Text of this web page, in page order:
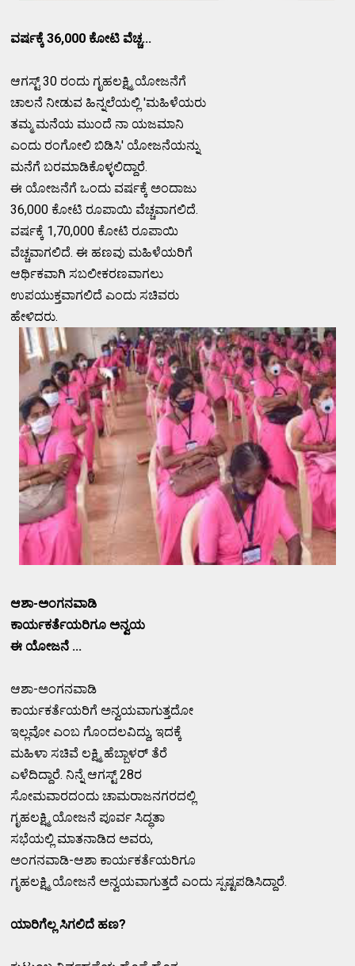
ವರ್ಷಕ್ಕೆ 36,000 ಕೋಟಿ ವೆಚ್ಚ...
ಆಗಸ್ಟ್ 30 ರಂದು ಗೃಹಲಕ್ಷ್ಮಿ ಯೋಜನೆಗೆ
ಚಾಲನೆ ನೀಡುವ ಹಿನ್ನಲೆಯಲ್ಲಿ 'ಮಹಿಳೆಯರು
ತಮ್ಮ ಮನೆಯ ಮುಂದೆ ನಾ ಯಜಮಾನಿ
ಎಂದು ರಂಗೋಲಿ ಬಿಡಿಸಿ' ಯೋಜನೆಯನ್ನು
ಮನೆಗೆ ಬರಮಾಡಿಕೊಳ್ಳಲಿದ್ದಾರೆ.
ಈ ಯೋಜನೆಗೆ ಒಂದು ವರ್ಷಕ್ಕೆ ಅಂದಾಜು
36,000 ಕೋಟಿ ರೂಪಾಯಿ ವೆಚ್ಚವಾಗಲಿದೆ.
ವರ್ಷಕ್ಕೆ 1,70,000 ಕೋಟಿ ರೂಪಾಯಿ
ವೆಚ್ಚವಾಗಲಿದೆ. ಈ ಹಣವು ಮಹಿಳೆಯರಿಗೆ
ಆರ್ಥಿಕವಾಗಿ ಸಬಲೀಕರಣವಾಗಲು
ಉಪಯುಕ್ತವಾಗಲಿದೆ ಎಂದು ಸಚಿವರು
ಹೇಳಿದರು.
ಆಶಾ-ಅಂಗನವಾಡಿ
ಕಾರ್ಯಕರ್ತೆಯರಿಗೂ ಅನ್ವಯ
ಈ ಯೋಜನೆ ...
ಆಶಾ-ಅಂಗನವಾಡಿ
ಕಾರ್ಯಕರ್ತೆಯರಿಗೆ ಅನ್ವಯವಾಗುತ್ತದೋ
ಇಲ್ಲವೋ ಎಂಬ ಗೊಂದಲವಿದ್ದು, ಇದಕ್ಕೆ
ಮಹಿಳಾ ಸಚಿವೆ ಲಕ್ಷ್ಮಿ ಹೆಬ್ಬಾಳರ್ ತೆರೆ
ಎಳೆದಿದ್ದಾರೆ. ನಿನ್ನೆ ಆಗಸ್ಟ್ 28ರ
ಸೋಮವಾರದಂದು ಚಾಮರಾಜನಗರದಲ್ಲಿ
ಗೃಹಲಕ್ಷ್ಮಿ ಯೋಜನೆ ಪೂರ್ವ ಸಿದ್ಧತಾ
ಸಭೆಯಲ್ಲಿ ಮಾತನಾಡಿದ ಅವರು,
ಅಂಗನವಾಡಿ-ಆಶಾ ಕಾರ್ಯಕರ್ತೆಯರಿಗೂ
ಗೃಹಲಕ್ಷ್ಮಿ ಯೋಜನೆ ಅನ್ವಯವಾಗುತ್ತದೆ ಎಂದು ಸ್ಪಷ್ಟಪಡಿಸಿದ್ದಾರೆ.
ಯಾರಿಗೆಲ್ಲ ಸಿಗಲಿದೆ ಹಣ?